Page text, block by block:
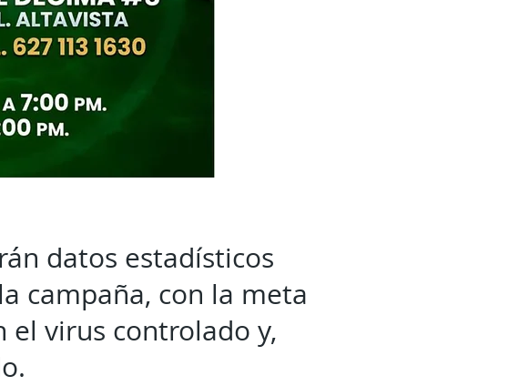
datos estadísticos
campaña, con la meta
el virus controlado y,